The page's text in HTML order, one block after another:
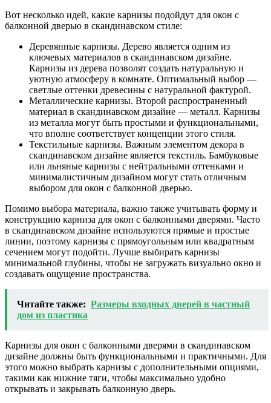
Вот несколько идей, какие карнизы подойдут для окон с
балконной дверью в скандинавском стиле:
Деревянные карнизы. Дерево является одним из
ключевых материалов в скандинавском дизайне.
Карнизы из дерева позволят создать натуральную и
уютную атмосферу в комнате. Оптимальный выбор —
светлые оттенки древесины с натуральной фактурой.
Металлические карнизы. Второй распространенный
материал в скандинавском дизайне — металл. Карнизы
из металла могут быть простыми и функциональными,
что вполне соответствует концепции этого стиля.
Текстильные карнизы. Важным элементом декора в
скандинавском дизайне является текстиль. Бамбуковые
или льняные карнизы с нейтральными оттенками и
минималистичным дизайном могут стать отличным
выбором для окон с балконной дверью.
Помимо выбора материала, важно также учитывать форму и
конструкцию карниза для окон с балконными дверями. Часто
в скандинавском дизайне используются прямые и простые
линии, поэтому карнизы с прямоугольным или квадратным
сечением могут подойти. Лучше выбирать карнизы
минимальной глубины, чтобы не загружать визуально окно и
создавать ощущение пространства.
Читайте также: Размеры входных дверей в частный
дом из пластика
Карнизы для окон с балконными дверями в скандинавском
дизайне должны быть функциональными и практичными. Для
этого можно выбрать карнизы с дополнительными опциями,
такими как нижние тяги, чтобы максимально удобно
открывать и закрывать балконную дверь.